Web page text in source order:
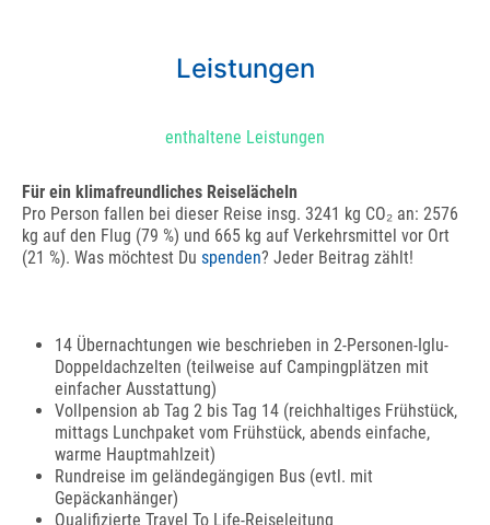
Leistungen
enthaltene Leistungen
Für ein klimafreundliches Reiselächeln
Pro Person fallen bei dieser Reise insg. 3241 kg CO₂ an: 2576
kg auf den Flug (79 %) und 665 kg auf Verkehrsmittel vor Ort
(21 %). Was möchtest Du spenden? Jeder Beitrag zählt!
14 Übernachtungen wie beschrieben in 2-Personen-Iglu-
Doppeldachzelten (teilweise auf Campingplätzen mit
einfacher Ausstattung)
Vollpension ab Tag 2 bis Tag 14 (reichhaltiges Frühstück,
mittags Lunchpaket vom Frühstück, abends einfache,
warme Hauptmahlzeit)
Rundreise im geländegängigen Bus (evtl. mit
Gepäckanhänger)
Qualifizierte Travel To Life-Reiseleitung